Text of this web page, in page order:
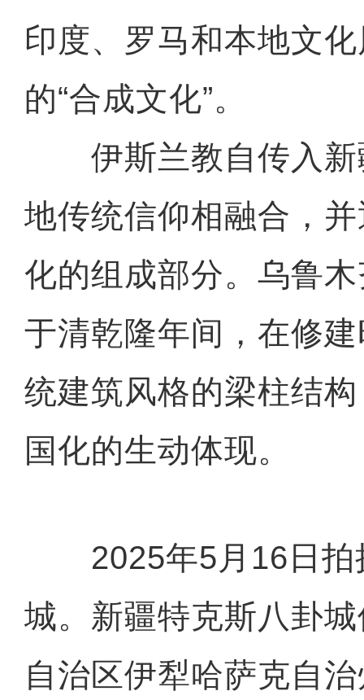
印度、罗马和本地文
的“合成文化”。
伊斯兰教自传入新
地传统信仰相融合，
化的组成部分。乌鲁
于清乾隆年间，在修
统建筑风格的梁柱结
国化的生动体现。
2025年5月16日拍
城。新疆特克斯八卦
自治区伊犁哈萨克自